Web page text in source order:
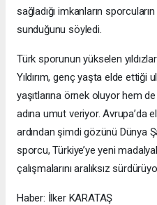
sağladığı imkanların
sunduğunu söyledi.
Türk sporunun yükselen
Yıldırım, genç yaşta elde ettiği
yaşıtlarına örnek oluyor hem
adına umut veriyor. Avrupa’da
ardından şimdi gözünü Dünya
sporcu, Türkiye’ye yeni
çalışmalarını aralıksız
Haber: İlker KARATAŞ